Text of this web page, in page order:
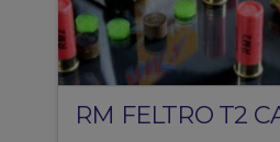
RM FELTRO T2